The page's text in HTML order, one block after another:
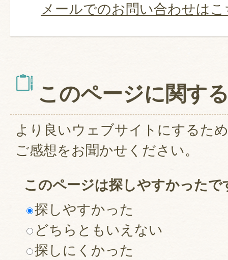
メールでのお問い合わせは
このページに関す
より良いウェブサイトにするた
ご感想をお聞かせください。
このページは探しやすかったで
探しやすかった
どちらともいえない
探しにくかった